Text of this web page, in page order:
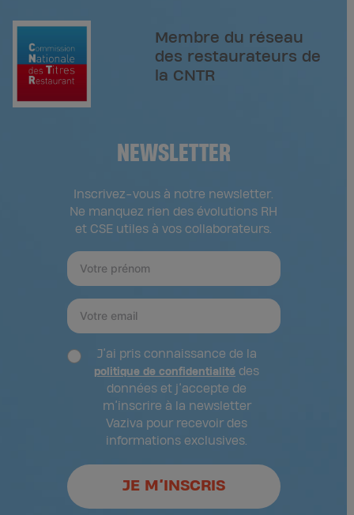
NEWSLETTER
Inscrivez-vous à notre newsletter.
Ne manquez rien des évolutions RH
et CSE utiles à vos collaborateurs.
J’ai pris connaissance de la
politique de confidentialité des
données et j’accepte de
m’inscrire à la newsletter
Vaziva pour recevoir des
informations exclusives.
JE M’INSCRIS
Membre du réseau
des restaurateurs de
la CNTR